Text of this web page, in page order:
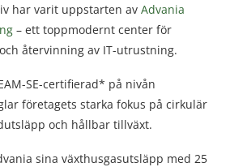
har varit uppstarten av Advania
– ett toppmodernt center för
återvinning av IT-utrustning.
SE-certifierad* på nivån
företagets starka fokus på cirkulär
och hållbar tillväxt.
sina växthusgasutsläpp med 25